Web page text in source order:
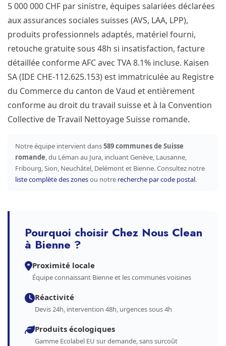
5 000 000 CHF par sinistre, équipes salariées déclarées
aux assurances sociales suisses (AVS, LAA, LPP),
produits professionnels adaptés, matériel fourni,
retouche gratuite sous 48h si insatisfaction, facture
détaillée conforme AFC avec TVA 8.1% incluse. Kaisen
SA (IDE CHE-112.625.153) est immatriculée au Registre
du Commerce du canton de Vaud et entièrement
conforme au droit du travail suisse et à la Convention
Collective de Travail Nettoyage Suisse romande.
Notre équipe intervient dans589 communes de Suisse
romande, du Léman au Jura, incluant Genève, Lausanne,
Fribourg, Sion, Neuchâtel, Delémont et Bienne. Consultez notre
liste complète des zonesou notre recherche par code postal.
Pourquoi choisir Chez Nous Clean
à Bienne ?
Proximité locale
Équipe connaissant Bienne et les communes voisines
Réactivité
Devis 24h, intervention 48h, urgences sous 4h
Produits écologiques
Gamme Ecolabel EU sur demande, sans surcoût